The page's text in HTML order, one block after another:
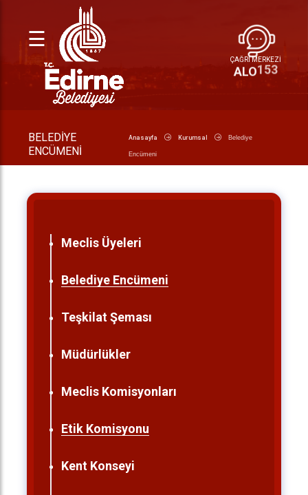
☰
ÇAĞRI MERKEZİ
ALO153
BELEDIYE
ENCÜMENI
Anasayfa Kurumsal Belediye
Encümeni
Meclis Üyeleri
Belediye Encümeni
Teşkilat Şeması
Müdürlükler
Meclis Komisyonları
Etik Komisyonu
Kent Konseyi